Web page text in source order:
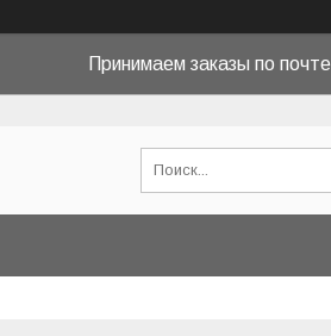
Принимаем заказы по почте